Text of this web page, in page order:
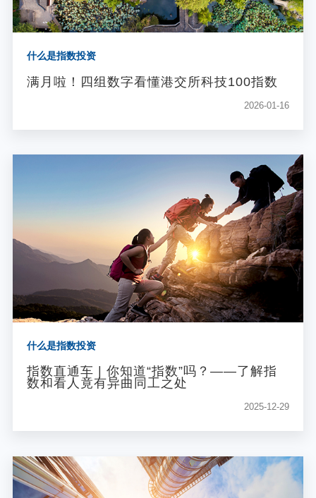
关于我们
我的账户
English
什么是指数投资
满月啦！四组数字看懂港交所科技100指数
2026-01-16
什么是指数投资
指数直通车 | 你知道“指数”吗？——了解指
数和看人竟有异曲同工之处
2025-12-29